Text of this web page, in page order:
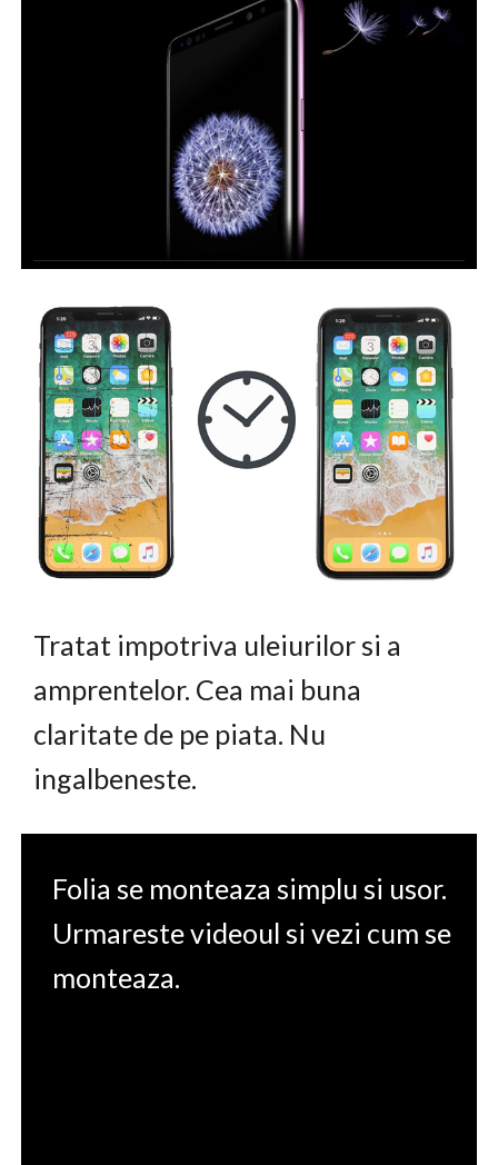
Tratat impotriva uleiurilor si a
amprentelor. Cea mai buna
claritate de pe piata. Nu
ingalbeneste.
Folia se monteaza simplu si usor.
Urmareste videoul si vezi cum se
monteaza.